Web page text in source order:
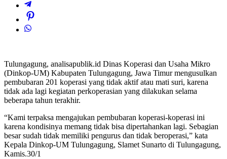
Tulungagung, analisapublik.id Dinas Koperasi dan Usaha Mikro
(Dinkop-UM) Kabupaten Tulungagung, Jawa Timur mengusulkan
pembubaran 201 koperasi yang tidak aktif atau mati suri, karena
tidak ada lagi kegiatan perkoperasian yang dilakukan selama
beberapa tahun terakhir.
“Kami terpaksa mengajukan pembubaran koperasi-koperasi ini
karena kondisinya memang tidak bisa dipertahankan lagi. Sebagian
besar sudah tidak memiliki pengurus dan tidak beroperasi,” kata
Kepala Dinkop-UM Tulungagung, Slamet Sunarto di Tulungagung,
Kamis.30/1